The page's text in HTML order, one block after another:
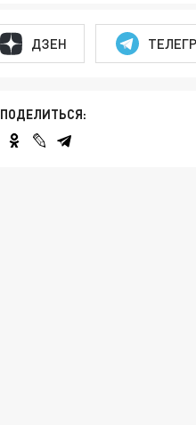
ДЗЕН
ПОДЕЛИТЬСЯ: